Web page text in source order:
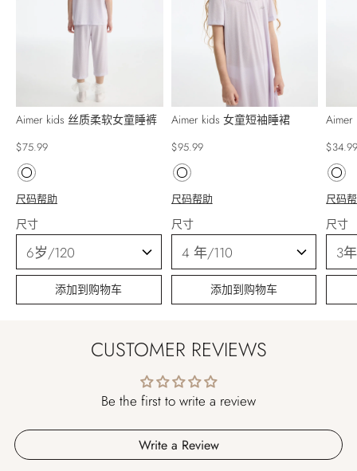
Aimer kids 丝质柔软女童睡裤
$75.99
尺码帮助
尺寸
添加到购物车
Aimer kids 女童短袖睡裙
$95.99
尺码帮助
尺寸
添加到购物车
尺码
尺寸
CUSTOMER REVIEWS
Be the first to write a review
Write a Review